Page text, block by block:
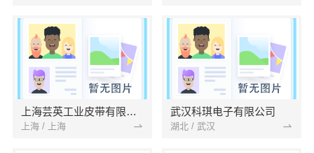
上海芸英工业皮带有限公司
上海 / 上海
武汉科琪电子有限公司
湖北 / 武汉